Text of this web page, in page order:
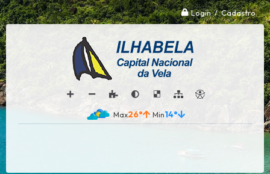
Login / Cadastro
26° 14°